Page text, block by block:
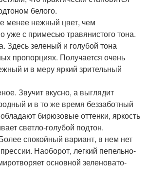
белого.
менее нежный цвет, чем
с примесью травянистого тона.
Здесь зеленый и голубой тона
пропорциях. Получается очень
и в меру яркий зрительный
Звучит вкусно, а выглядит
и в то же время беззаботный
бирюзовые оттенки, яркость
светло-голубой подтон.
спокойный вариант, в нем нет
Наоборот, легкий пепельно-
основной зеленовато-